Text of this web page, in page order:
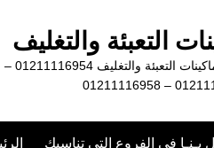
التعبئة والتغليف
شركة ماكينات التعبئة والتغليف 01211116954 –
01211116956
بـنـا في الفروع التي تناسبك